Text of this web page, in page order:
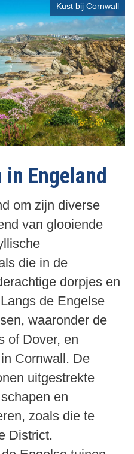
Engeland
om zijn diverse
van glooiende
die in de
dorpjes en
de Engelse
waaronder de
of Dover, en
Cornwall. De
uitgestrekte
en
zoals die te
District.
Kust bij Cornwall